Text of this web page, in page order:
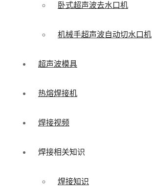
卧式超声波去水口机
机械手超声波自动切水口机
超声波模具
热熔焊接机
焊接视频
焊接相关知识
焊接知识